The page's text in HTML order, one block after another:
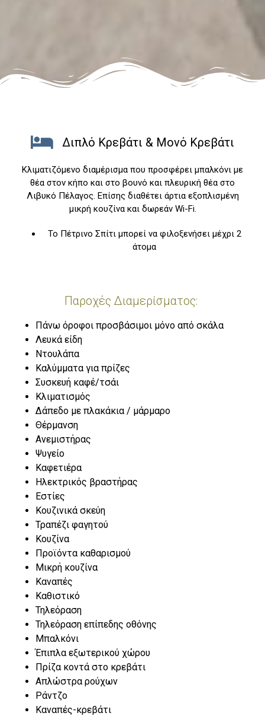
Διπλό Κρεβάτι & Μονό Κρεβάτι
Κλιματιζόμενο διαμέρισμα που προσφέρει μπαλκόνι με
θέα στον κήπο και στο βουνό και πλευρική θέα στο
Λιβυκό Πέλαγος. Επίσης διαθέτει άρτια εξοπλισμένη
μικρή κουζίνα και δωρεάν Wi-Fi.
Το Πέτρινο Σπίτι μπορεί να φιλοξενήσει μέχρι 2
άτομα
Παροχές Διαμερίσματος: ​
Πάνω όροφοι προσβάσιμοι μόνο από σκάλα
Λευκά είδη
Ντουλάπα
Καλύμματα για πρίζες
Συσκευή καφέ/τσάι
Κλιματισμός
Δάπεδο με πλακάκια / μάρμαρο
Θέρμανση
Ανεμιστήρας
Ψυγείο
Καφετιέρα
Ηλεκτρικός βραστήρας
Εστίες
Κουζινικά σκεύη
Τραπέζι φαγητού
Κουζίνα
Προϊόντα καθαρισμού
Μικρή κουζίνα
Καναπές
Καθιστικό
Τηλεόραση
Τηλεόραση επίπεδης οθόνης
Μπαλκόνι
Έπιπλα εξωτερικού χώρου
Πρίζα κοντά στο κρεβάτι
Απλώστρα ρούχων
Ράντζο
Καναπές-κρεβάτι